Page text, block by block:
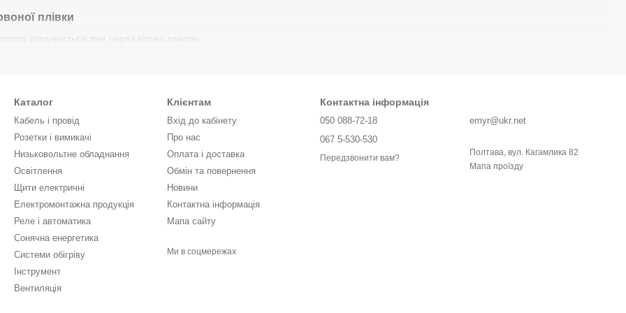
плівки
відчувається вже через кілька хвилин.
шуму під час експлуатації.
домашніх тварин — плоска конструкція та рівномірний нагрів поверхні.
не лише для житлових приміщень, але й у
технологічних процесах
теплиць і рослин.
плівку від Емір Електро
перевірених виробників.
моделі для будь-яких приміщень і типів підлог.
Каталог
Кабель і провід
Розетки і вимикачі
Низьковольтне обладнання
Освітлення
Щити електричні
Електромонтажна продукція
Реле і автоматика
Сонячна енергетика
Системи обігріву
Інструмент
Вентиляція
Клієнтам
Вхід до кабінету
Про нас
Оплата і доставка
Обмін та повернення
Новини
Контактна інформація
Мапа сайту
Ми в соцмережах
Контактна інформація
050 088-72-18
067 5-530-530
Передзвонити вам?
emyr@ukr.net
Полтава, вул. Кагамлика 82
Мапа проїзду